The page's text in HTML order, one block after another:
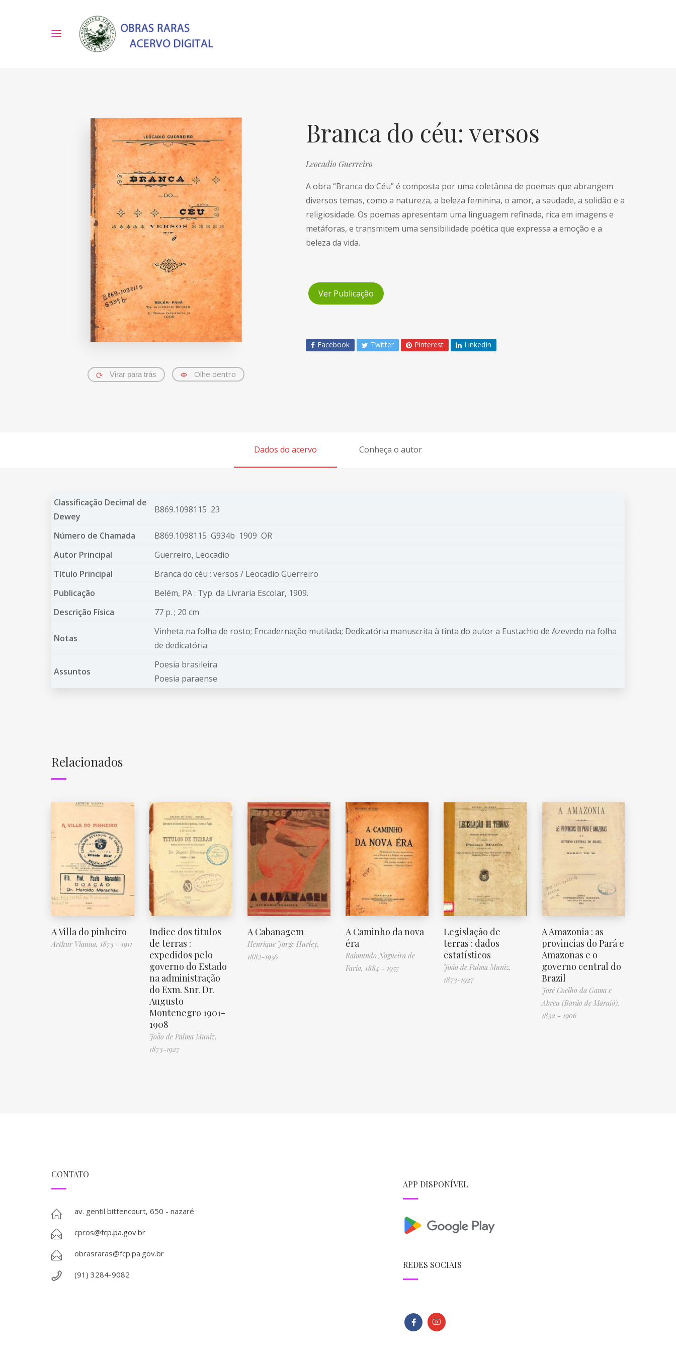
Virar para trás Olhe dentro
Branca do céu: versos
Leocadio Guerreiro
A obra “Branca do Céu” é composta por uma coletânea de poemas que abrangem
diversos temas, como a natureza, a beleza feminina, o amor, a saudade, a solidão e a
religiosidade. Os poemas apresentam uma linguagem refinada, rica em imagens e
metáforas, e transmitem uma sensibilidade poética que expressa a emoção e a
beleza da vida.
Ver Publicação
Facebook Twitter Pinterest LinkedIn
Dados do acervo Conheça o autor
Classificação Decimal de
Dewey
B869.1098115 23
Número de Chamada
B869.1098115 G934b 1909 OR
Autor Principal
Guerreiro, Leocadio
Título Principal
Branca do céu : versos / Leocadio Guerreiro
Publicação
Belém, PA : Typ. da Livraria Escolar, 1909.
Descrição Física
77 p. ; 20 cm
Notas
Vinheta na folha de rosto; Encadernação mutilada; Dedicatória manuscrita à tinta do autor a Eustachio de Azevedo na folha
de dedicatória
Assuntos
Poesia brasileira
Poesia paraense
Relacionados
A Villa do pinheiro
Arthur Vianna, 1873 - 1911
Indice dos titulos
de terras :
expedidos pelo
governo do Estado
na administração
do Exm. Snr. Dr.
Augusto
Montenegro 1901-
1908
João de Palma Muniz,
1873-1927
A Cabanagem
Henrique Jorge Hurley,
1882-1956
A Caminho da nova
éra
Raimundo Nogueira de
Faria, 1884 - 1957
Legislação de
terras : dados
estatísticos
João de Palma Muniz,
1873-1927
A Amazonia : as
provincias do Pará e
Amazonas e o
governo central do
Brazil
José Coelho da Gama e
Abreu (Barão de Marajó),
1832 - 1906
CONTATO
av. gentil bittencourt, 650 - nazaré
cpros@fcp.pa.gov.br
obrasraras@fcp.pa.gov.br
(91) 3284-9082
APP DISPONÍVEL
REDES SOCIAIS